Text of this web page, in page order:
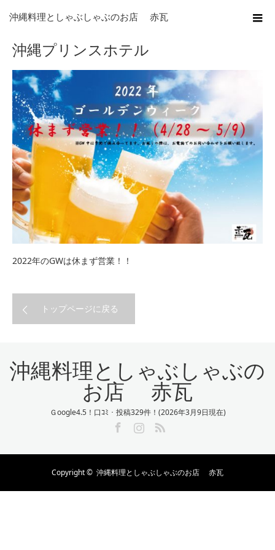
沖縄料理としゃぶしゃぶのお店 赤瓦
沖縄プリンスホテル
沖縄プリンスホテル
2022年のGWは休まず営業！！
トップページに戻る
沖縄料理としゃぶしゃぶの
お店 赤瓦
Ｇoogle4.5！口ｺﾐ・投稿329件！(2026年3月9日現在)
FacebookInstagram
Copyright © 沖縄料理としゃぶしゃぶのお店 赤瓦